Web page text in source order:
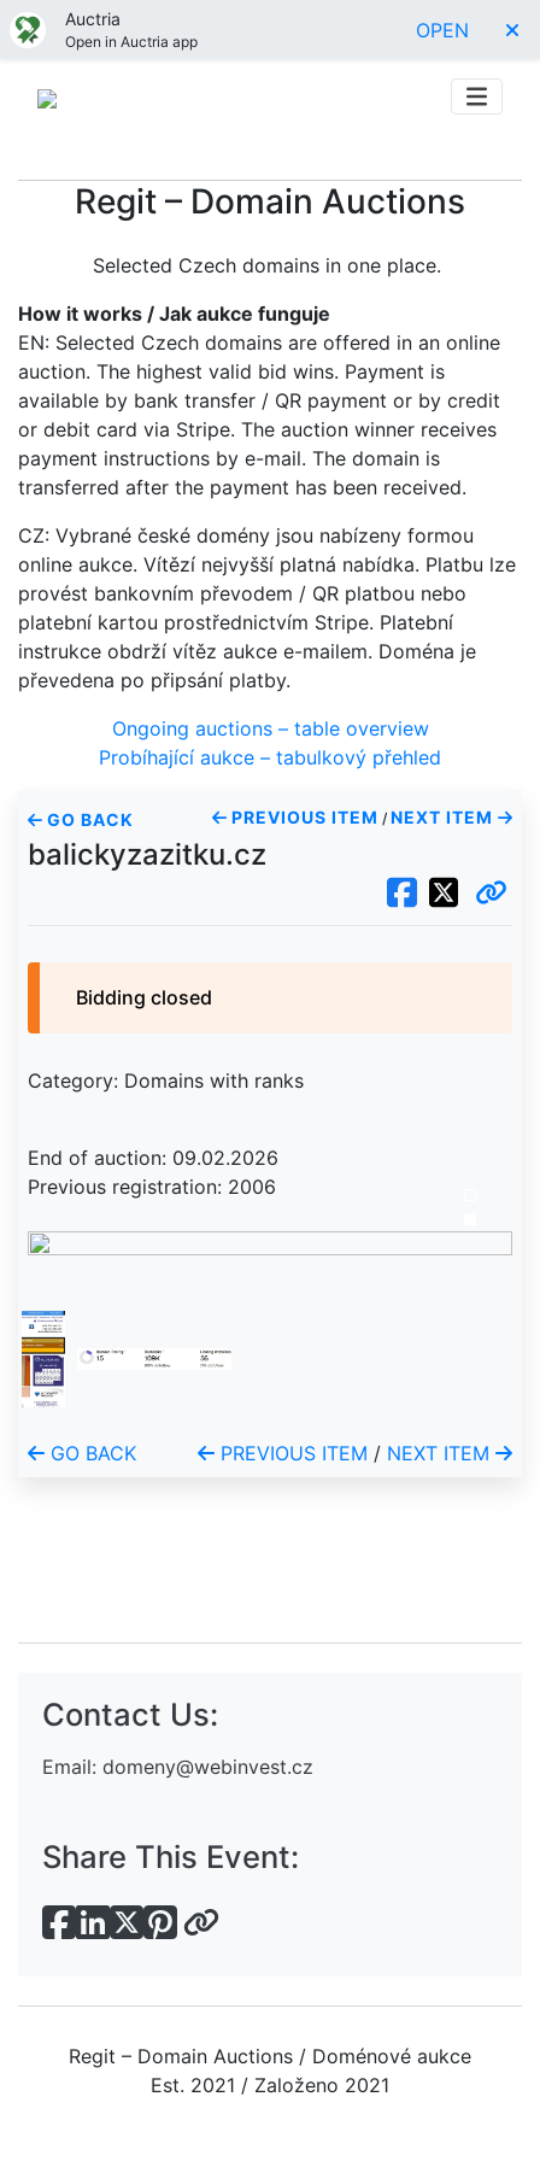
Auctria
Open in Auctria app OPEN
Regit – Domain Auctions
Selected Czech domains in one place.
How it works / Jak aukce funguje
EN: Selected Czech domains are offered in an online
auction. The highest valid bid wins. Payment is
available by bank transfer / QR payment or by credit
or debit card via Stripe. The auction winner receives
payment instructions by e-mail. The domain is
transferred after the payment has been received.
CZ: Vybrané české domény jsou nabízeny formou
online aukce. Vítězí nejvyšší platná nabídka. Platbu lze
provést bankovním převodem / QR platbou nebo
platební kartou prostřednictvím Stripe. Platební
instrukce obdrží vítěz aukce e-mailem. Doména je
převedena po připsání platby.
Ongoing auctions – table overview
Probíhající aukce – tabulkový přehled
GO BACK PREVIOUS ITEM / NEXT ITEM
balickyzazitku.cz
Bidding closed
Category: Domains with ranks
End of auction: 09.02.2026
Previous registration: 2006
GO BACK PREVIOUS ITEM / NEXT ITEM
Contact Us:
Email: domeny@webinvest.cz
Share This Event:
Regit – Domain Auctions / Doménové aukce
Est. 2021 / Založeno 2021